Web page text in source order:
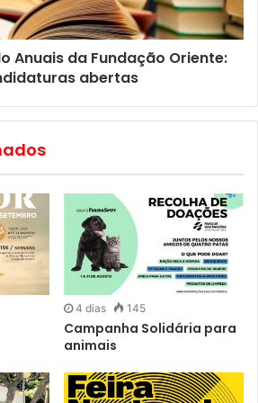
“Dona Flor e Seus Dois
decorre de Quinta-
e aos Domingos às 17h00.M/16
efectuadas:
evento/dona-flor-e-seus-dois-
às 15h00 e encerra às 03h00. O
maiores de 10 anos acompanhados
Anuais da Fundação Oriente:
abertas
4 dias 145
Campanha Solidária para
animais